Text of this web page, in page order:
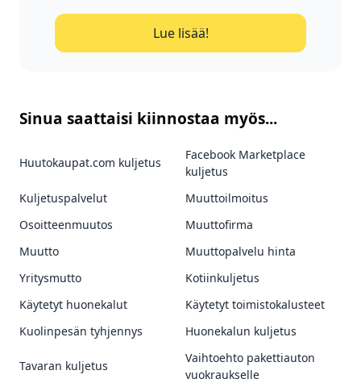
Lue lisää!
Sinua saattaisi kiinnostaa myös...
Huutokaupat.com kuljetus
Facebook Marketplace
kuljetus
Kuljetuspalvelut
Muuttoilmoitus
Osoitteenmuutos
Muuttofirma
Muutto
Muuttopalvelu hinta
Yritysmutto
Kotiinkuljetus
Käytetyt huonekalut
Käytetyt toimistokalusteet
Kuolinpesän tyhjennys
Huonekalun kuljetus
Tavaran kuljetus
Vaihtoehto pakettiauton
vuokraukselle